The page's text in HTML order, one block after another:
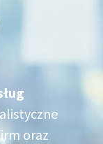
oraz